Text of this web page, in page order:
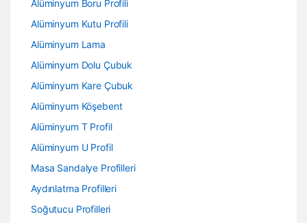
Alüminyum Boru Profili
Alüminyum Kutu Profili
Alüminyum Lama
Alüminyum Dolu Çubuk
Alüminyum Kare Çubuk
Alüminyum Köşebent
Alüminyum T Profil
Alüminyum U Profil
Masa Sandalye Profilleri
Aydınlatma Profilleri
Soğutucu Profilleri